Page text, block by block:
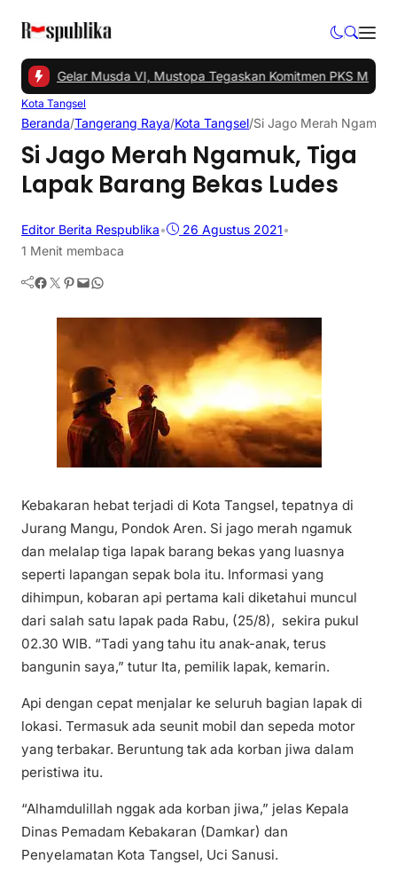
Gelar Musda VI, Mustopa Tegaskan Komitmen PKS Majukan
Kota Tangsel
Beranda/Tangerang Raya/Kota Tangsel/Si Jago Merah
Si Jago Merah Ngamuk, Tiga
Lapak Barang Bekas Ludes
Editor Berita Respublika• 26 Agustus 2021•
1 Menit membaca
Facebook Twitter Pinterest Mail WhatsApp
Kebakaran hebat terjadi di Kota Tangsel, tepatnya di
Jurang Mangu, Pondok Aren. Si jago merah ngamuk
dan melalap tiga lapak barang bekas yang luasnya
seperti lapangan sepak bola itu. Informasi yang
dihimpun, kobaran api pertama kali diketahui muncul
dari salah satu lapak pada Rabu, (25/8), sekira pukul
02.30 WIB. “Tadi yang tahu itu anak-anak, terus
bangunin saya,” tutur Ita, pemilik lapak, kemarin.
Api dengan cepat menjalar ke seluruh bagian lapak di
lokasi. Termasuk ada seunit mobil dan sepeda motor
yang terbakar. Beruntung tak ada korban jiwa dalam
peristiwa itu.
“Alhamdulillah nggak ada korban jiwa,” jelas Kepala
Dinas Pemadam Kebakaran (Damkar) dan
Penyelamatan Kota Tangsel, Uci Sanusi.